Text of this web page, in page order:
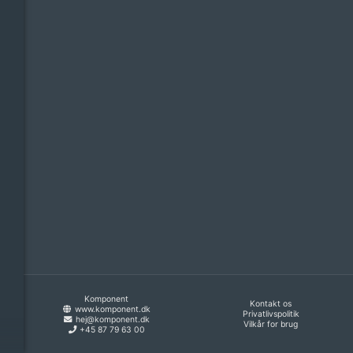
Komponent
www.komponent.dk
hej@komponent.dk
+45 87 79 63 00
Kontakt os
Privatlivspolitik
Vilkår for brug